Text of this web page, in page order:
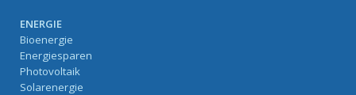
ENERGIE
Bioenergie
Energiesparen
Photovoltaik
Solarenergie